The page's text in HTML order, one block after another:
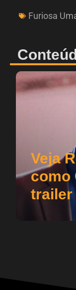
Furiosa
Veja
como
trailer